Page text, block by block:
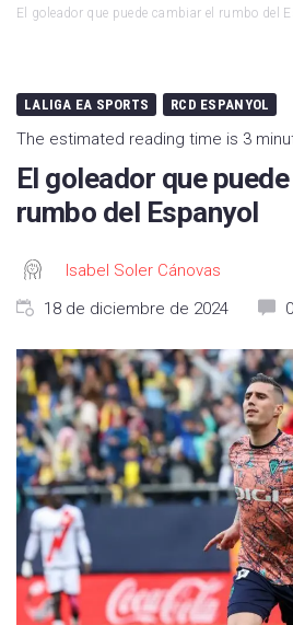
El goleador que puede cambiar el rumbo del
LALIGA EA SPORTS RCD ESPANYOL
The estimated reading time is 3
El goleador que
rumbo del Espanyol
Isabel Soler Cánovas
18 de diciembre de 2024
0